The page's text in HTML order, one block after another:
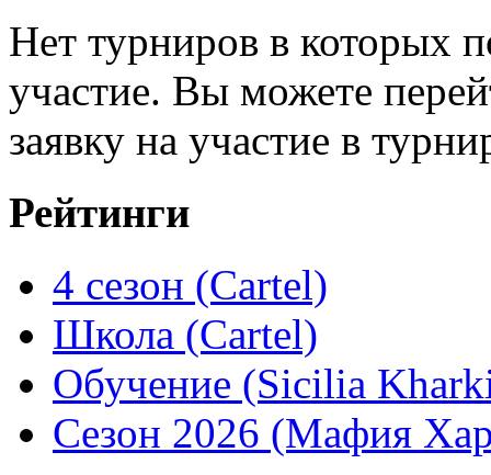
Нет турниров в которых
участие. Вы можете
заявку на участие в
Рейтинги
4 сезон (Cartel)
Школа (Cartel)
Обучение (Sicilia
Сезон 2026 (Мафия